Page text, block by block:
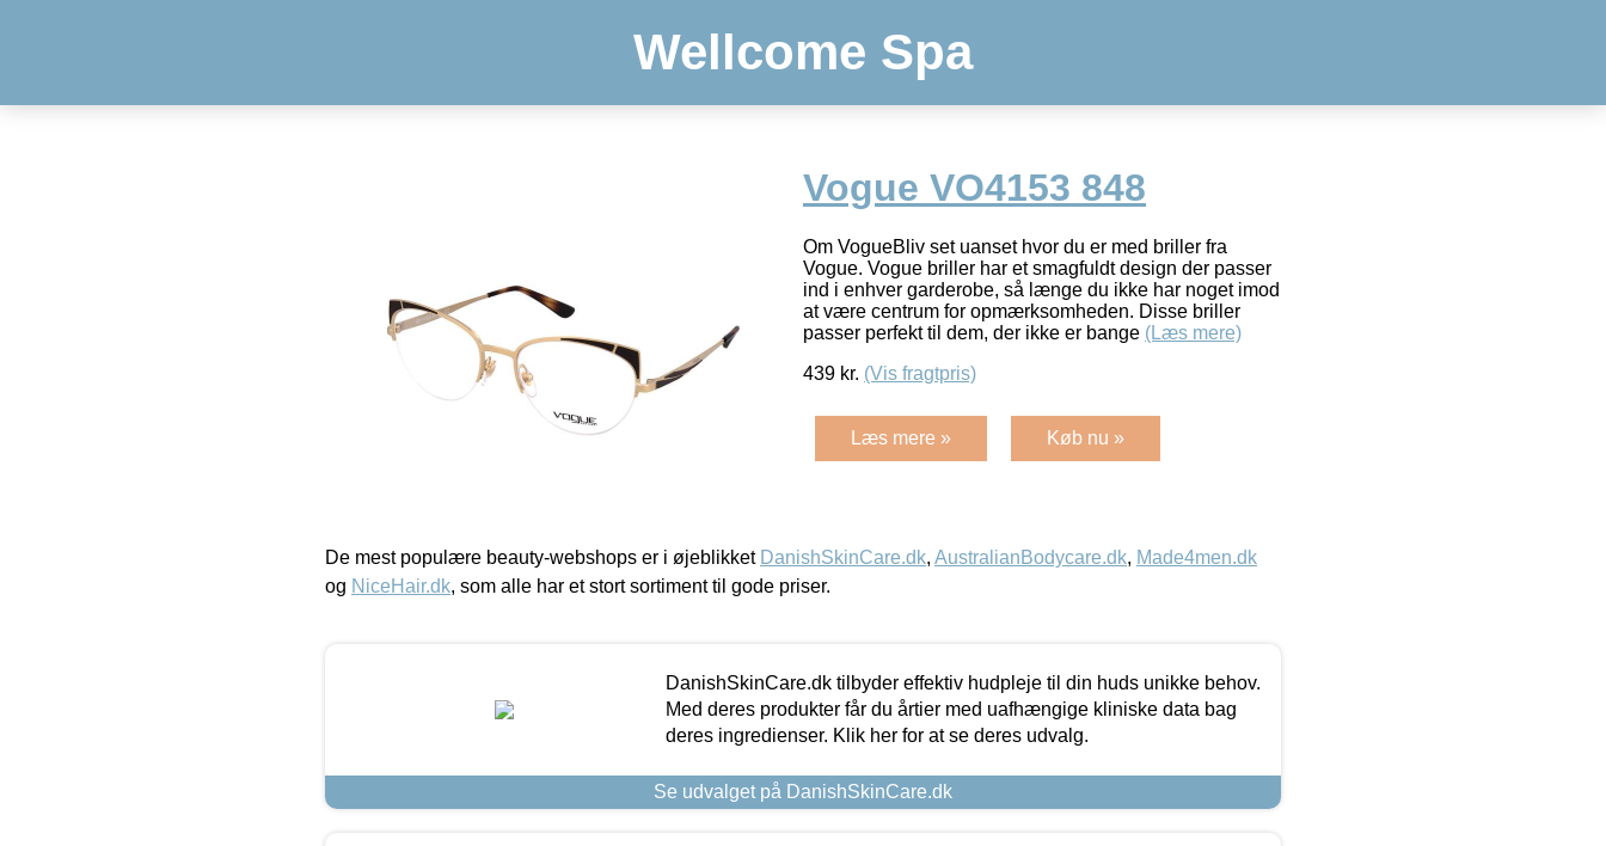
Wellcome Spa
Vogue VO4153 848
Om VogueBliv set uanset hvor du er med briller fra
Vogue. Vogue briller har et smagfuldt design der passer
ind i enhver garderobe, så længe du ikke har noget imod
at være centrum for opmærksomheden. Disse briller
passer perfekt til dem, der ikke er bange (Læs mere)
439 kr. (Vis fragtpris)
Læs mere » Køb nu »
De mest populære beauty-webshops er i øjeblikket DanishSkinCare.dk, AustralianBodycare.dk, Made4men.dk
og NiceHair.dk, som alle har et stort sortiment til gode priser.
DanishSkinCare.dk tilbyder effektiv hudpleje til din huds unikke behov.
Med deres produkter får du årtier med uafhængige kliniske data bag
deres ingredienser. Klik her for at se deres udvalg.
Se udvalget på DanishSkinCare.dk